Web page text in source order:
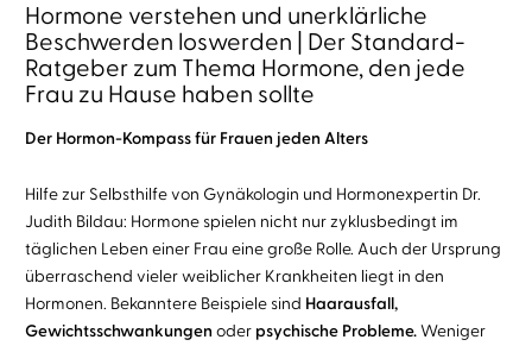
Hormone verstehen und unerklärliche
Beschwerden loswerden | Der Standard-
Ratgeber zum Thema Hormone, den jede
Frau zu Hause haben sollte
Der Hormon-Kompass für Frauen jeden Alters
Hilfe zur Selbsthilfe von Gynäkologin und Hormonexpertin Dr.
Judith Bildau: Hormone spielen nicht nur zyklusbedingt im
täglichen Leben einer Frau eine große Rolle. Auch der Ursprung
überraschend vieler weiblicher Krankheiten liegt in den
Hormonen. Bekanntere Beispiele sind Haarausfall,
Gewichtsschwankungen oder psychische Probleme.Weniger